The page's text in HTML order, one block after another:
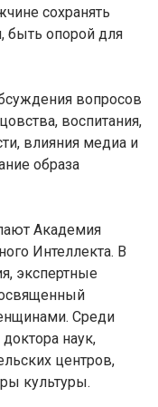
сохранять
быть опорой для
вопросов
воспитания,
влияния медиа и
образа
Академия
Интеллекта. В
экспертные
Среди
наук,
центров,
культуры.